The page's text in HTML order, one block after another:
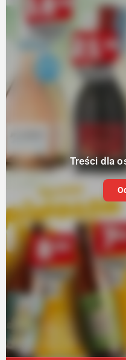
Treści dla